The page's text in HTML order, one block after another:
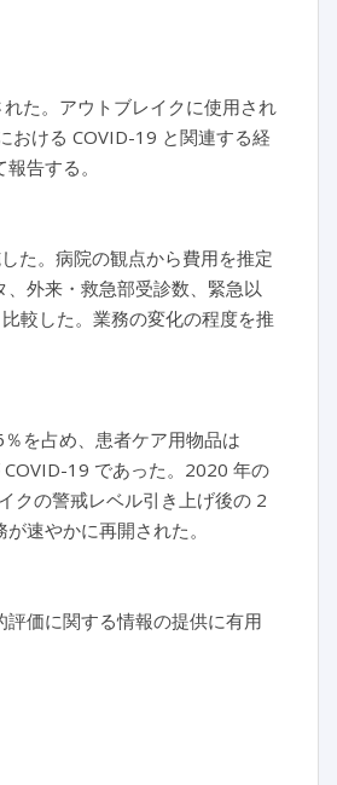
た。アウトブレイクに使用され
おける COVID-19 と関連する経
告する。
た。病院の観点から費用を推定
外来・救急部受診数、緊急以
較した。業務の変化の程度を推
を占め、患者ケア用物品は
19 であった。2020 年の
クの警戒レベル引き上げ後の 2
速やかに再開された。
価に関する情報の提供に有用